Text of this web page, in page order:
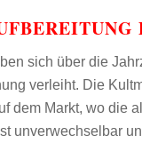
sich über die
verleiht. Die
dem Markt, wo die
unverwechselbar